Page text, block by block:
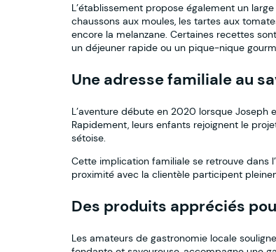
L’établissement propose également un
chaussons aux moules, les tartes aux
encore la melanzane. Certaines recettes
un déjeuner rapide ou un pique-nique
Une adresse familiale au
L’aventure débute en 2020 lorsque
Rapidement, leurs enfants rejoignent le
sétoise.
Cette implication familiale se retrouve dans
proximité avec la clientèle participent
Des produits appréciés
Les amateurs de gastronomie locale